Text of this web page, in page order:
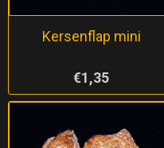
Kersenflap mini
€1,35